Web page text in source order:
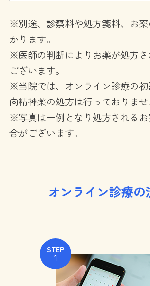
※別途、診察料や処方箋料、お
かります。
※医師の判断によりお薬が処方
ございます。
※当院では、オンライン診療の
向精神薬の処方は行っておりませ
※写真は一例となり処方される
合がございます。
オンライン診療の
STEP
1